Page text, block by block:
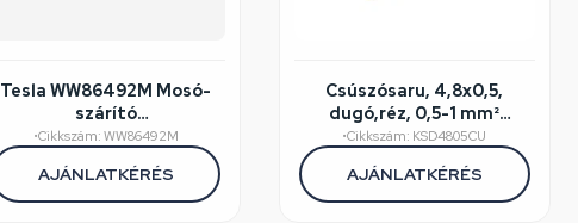
Tesla WW86492M Mosó-
szárító
felújított/szépséghibás
•Cikkszám: WW86492M
AJÁNLATKÉRÉS
Csúszósaru, 4,8x0,5,
dugó,réz, 0,5-1 mm²
kábelhez
•Cikkszám: KSD4805CU
AJÁNLATKÉRÉS